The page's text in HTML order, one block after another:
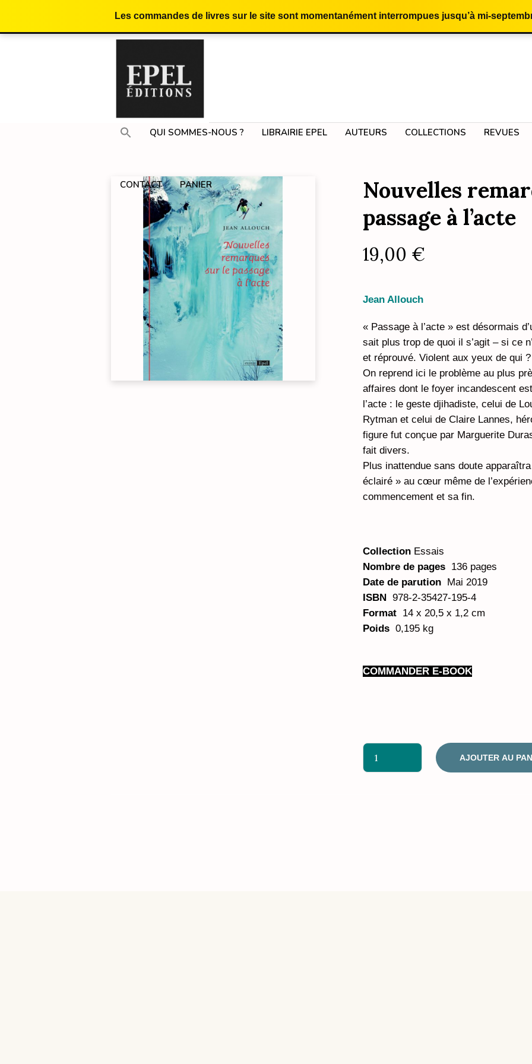
Les commandes de livres sur le site sont momentanément interrompues jusqu’à mi-
QUI SOMMES-NOUS ? LIBRAIRIE EPEL AUTEURS COLLECTIONS REVUES
CONTACT PANIER
Nouvelles
passage à l’acte
19,00 €
Jean Allouch
« Passage à l’acte » est désormais
sait plus trop de quoi il s’agit – si ce
et réprouvé. Violent aux yeux de qui
On reprend ici le problème au plus
affaires dont le foyer incandescent
l’acte : le geste djihadiste, celui de
Rytman et celui de Claire Lannes,
figure fut conçue par Marguerite
fait divers.
Plus inattendue sans doute
éclairé » au cœur même de
commencement et sa fin.
Collection Essais
Nombre de pages 136 pages
Date de parution Mai 2019
ISBN 978-2-35427-195-4
Format 14 x 20,5 x 1,2 cm
Poids 0,195 kg
COMMANDER E-BOOK
AJOUTER AU